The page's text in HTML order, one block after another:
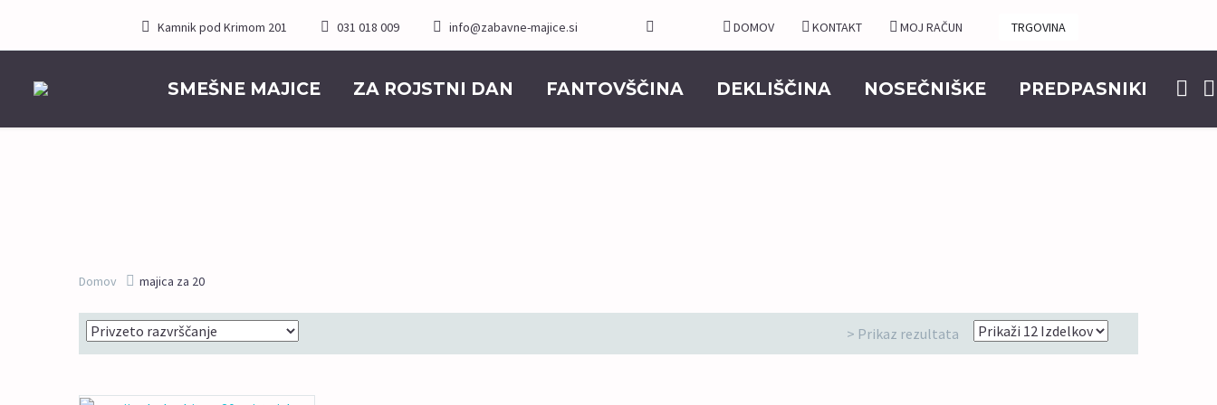
Kamnik pod Krimom 201 031 018 009 info@zabavne-majice.si DOMOV KONTAKT MOJ RAČUN TRGOVINA
SMEŠNE MAJICE ZA ROJSTNI DAN FANTOVŠČINA DEKLIŠČINA NOSEČNIŠKE PREDPASNIKI
Domov majica za 20
> Prikaz rezultata